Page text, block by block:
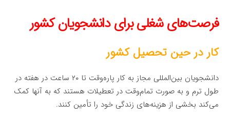
فرصت‌های شغلی برای دانشجویان کشور
کار در حین تحصیل کشور
دانشجویان بین‌المللی مجاز به کار پاره‌وقت تا ۲۰ ساعت در هفته در
طول ترم و به صورت تمام‌وقت در تعطیلات هستند که به آنها کمک
می‌کند بخشی از هزینه‌های زندگی خود را تأمین کنند.